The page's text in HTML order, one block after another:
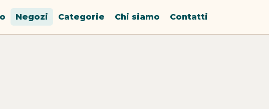
Negozi Categorie Chi siamo Contatti